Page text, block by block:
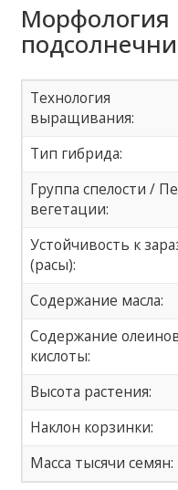
Морфология
Технология
выращивания:
Тип гибрида:
Группа спелости /
вегетации:
Устойчивость к
(расы):
Содержание масла:
Содержание
кислоты:
Высота растения:
Наклон корзинки:
Масса тысячи семян: